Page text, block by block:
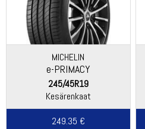
MICHELIN
e-PRIMACY
245/45R19
Kesärenkaat
249.35 €